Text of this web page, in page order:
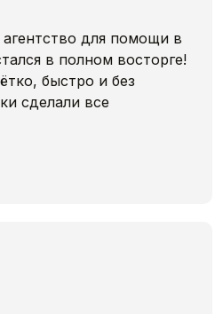
для помощи в
в полном восторге!
быстро и без
сделали все
рекомендую